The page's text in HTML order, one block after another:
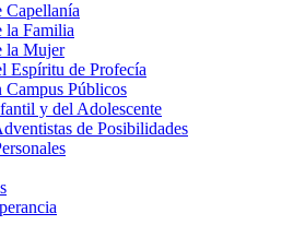
Capellanía
la Familia
la Mujer
Espíritu de Profecía
Públicos
y del Adolescente
de Posibilidades